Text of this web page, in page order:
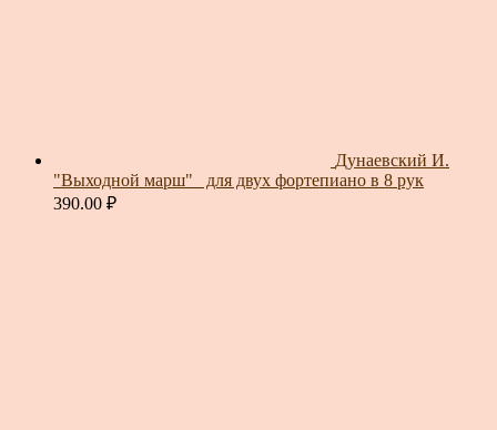
Дунаевский И.
"Выходной марш"_ для двух фортепиано в 8 рук
390.00 ₽